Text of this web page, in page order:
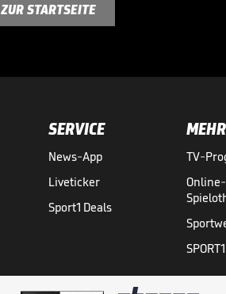
ZUR STARTSEITE
SERVICE
News-App
Liveticker
Sport1 Deals
MEHR
TV-